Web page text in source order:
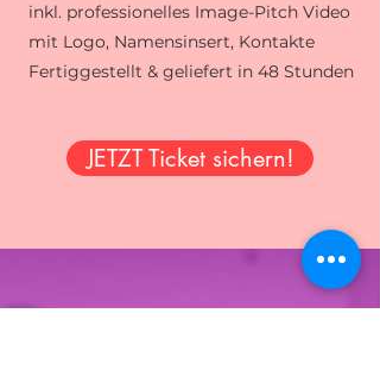
inkl. professionelles Image-Pitch Video
mit Logo, Namensinsert, Kontakte
Fertiggestellt & geliefert in 48 Stunden
JETZT Ticket sichern!